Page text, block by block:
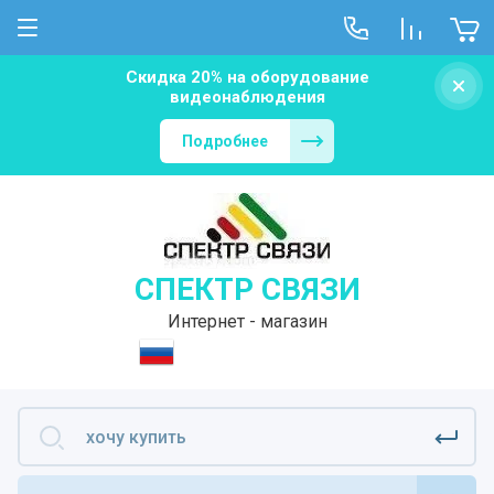
Скидка 20% на оборудование
видеонаблюдения
Подробнее
СПЕКТР СВЯЗИ
Интернет - магазин